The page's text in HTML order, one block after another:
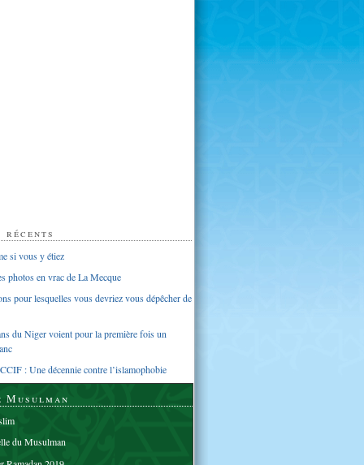
si vous y étiez
photos en vrac de La Mecque
pour lesquelles vous devriez vous dépêcher de
du Niger voient pour la première fois un
: Une décennie contre l’islamophobie
Musulman
du Musulman